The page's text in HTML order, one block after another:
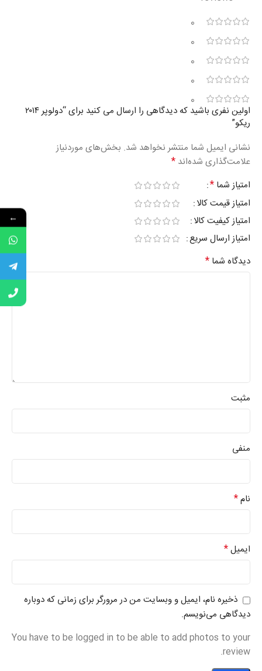
0
0
0
0
0
اولین نفری باشید که دیدگاهی را ارسال می کنید برای “دولوپر ۲۰۱۴
ریکو”
نشانی ایمیل شما منتشر نخواهد شد. بخش‌های موردنیاز
علامت‌گذاری شده‌اند *
امتیاز شما *
امتیاز قیمت کالا
امتیاز کیفیت کالا
امتیاز ارسال سریع
دیدگاه شما *
مثبت
منفی
نام*
ایمیل*
ذخیره نام، ایمیل و وبسایت من در مرورگر برای زمانی که دوباره
دیدگاهی می‌نویسم.
You have to be logged in to be able to add photos to your
review.
←